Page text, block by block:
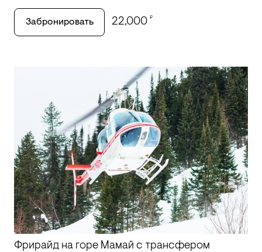
Забронировать 22,000 ₽
Фрирайд на горе Мамай с трансфером